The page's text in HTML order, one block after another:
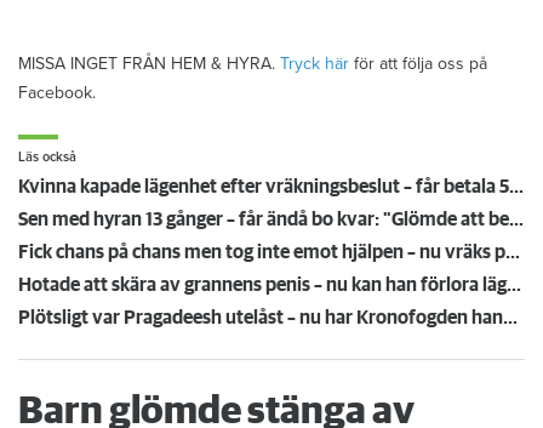
MISSA INGET FRÅN HEM & HYRA. Tryck här för att följa oss på
Facebook.
Läs också
Kvinna kapade lägenhet efter vräkningsbeslut – får betala 50 000
Sen med hyran 13 gånger – får ändå bo kvar: "Glömde att betala"
Fick chans på chans men tog inte emot hjälpen – nu vräks paret: ”Tragiskt"
Hotade att skära av grannens penis – nu kan han förlora lägenheten
Plötsligt var Pragadeesh utelåst – nu har Kronofogden hans möbler
Barn glömde stänga av